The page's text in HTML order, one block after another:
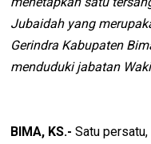
Jubaidah yang
Gerindra Kabupaten
menduduki jabatan
BIMA, KS.-Satu